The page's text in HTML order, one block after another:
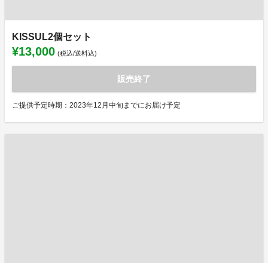
KISSUL2個セット
¥13,000 (税込/送料込)
販売終了
ご提供予定時期：2023年12月中旬までにお届け予定